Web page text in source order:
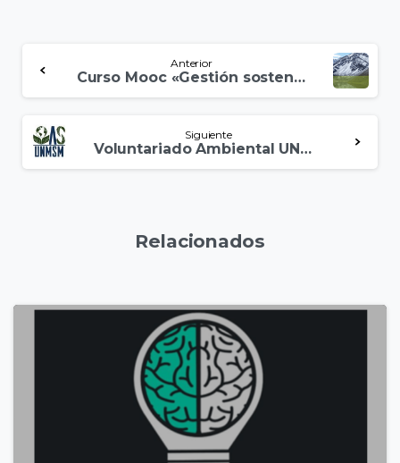
Anterior
Curso Mooc «Gestión sostenible del Agua»
Siguiente
Voluntariado Ambiental UNMSM
Relacionados